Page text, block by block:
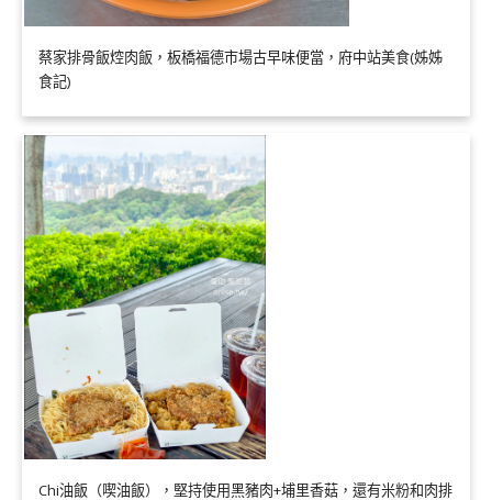
蔡家排骨飯焢肉飯，板橋福德市場古早味便當，府中站美食(姊姊
食記)
Chi油飯（喫油飯），堅持使用黑豬肉+埔里香菇，還有米粉和肉排